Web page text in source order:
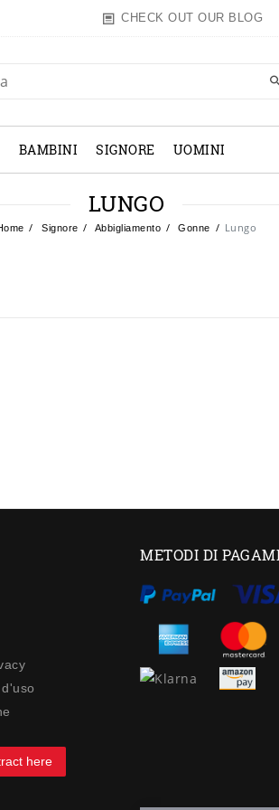
CHECK OUT OUR BLOG
BAMBINI SIGNORE UOMINI
LUNGO
Signore Abbigliamento Gonne Lungo
here
METODI DI